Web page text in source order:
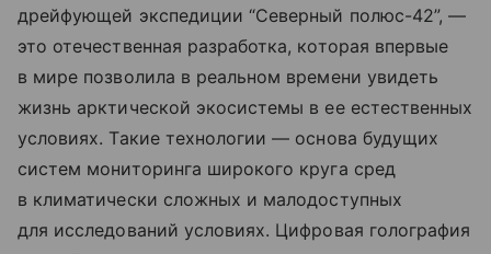
дрейфующей экспедиции “Северный полюс-42”, —
это отечественная разработка, которая впервые
в мире позволила в реальном времени увидеть
жизнь арктической экосистемы в ее естественных
условиях. Такие технологии — основа будущих
систем мониторинга широкого круга сред
в климатически сложных и малодоступных
для исследований условиях. Цифровая голография